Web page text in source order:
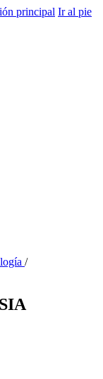
principal Ir al pie
/